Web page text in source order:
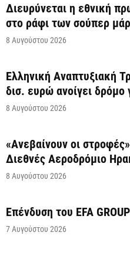
Διευρύνεται η εθνική
στο ράφι των σούπερ
8 Αυγούστου 2026
Ελληνική Αναπτυξιακή
δισ. ευρώ ανοίγει δρόμο
8 Αυγούστου 2026
«Ανεβαίνουν οι
Διεθνές Αεροδρόμιο
8 Αυγούστου 2026
Επένδυση του EFA
7 Αυγούστου 2026